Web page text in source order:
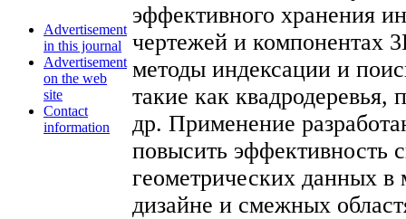
Advertisement
in this journal
Advertisement
on the web
site
Contact
information
эффективного хранения
чертежей и компонентах
методы индексации и
такие как квадродеревья,
др. Применение
повысить эффективность
геометрических данных
дизайне и смежных